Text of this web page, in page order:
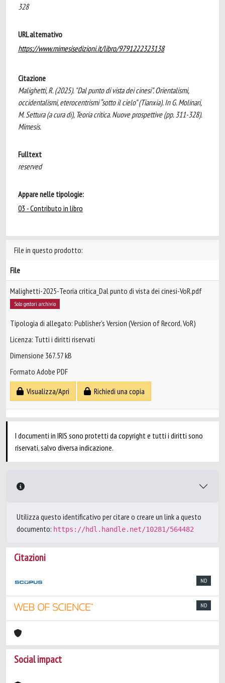
328
URL alternativo
https://www.mimesisedizioni.it/libro/9791222323138
Citazione
Malighetti, R. (2025). "Dal punto di vista dei cinesi”. Orientalismi,
occidentalismi, eterocentrismi “sotto il cielo” (Tianxia). In G. Molinari,
M. Settura (a cura di), Teoria critica. Nuove prospettive (pp. 311-328).
Mimesis.
Fulltext
reserved
Appare nelle tipologie:
03 - Contributo in libro
File in questo prodotto:
File
Malighetti-2025-Teoria critica_Dal punto di vista dei cinesi-VoR.pdf
Solo gestori archivio
Tipologia di allegato: Publisher’s Version (Version of Record, VoR)
Licenza: Tutti i diritti riservati
Dimensione 367.57 kB
Formato Adobe PDF
Visualizza/Apri
Richiedi una copia
I documenti in IRIS sono protetti da copyright e tutti i diritti sono
riservati, salvo diversa indicazione.
Utilizza questo identificativo per citare o creare un link a questo
documento: https://hdl.handle.net/10281/564482
Citazioni
ND
ND
Social impact